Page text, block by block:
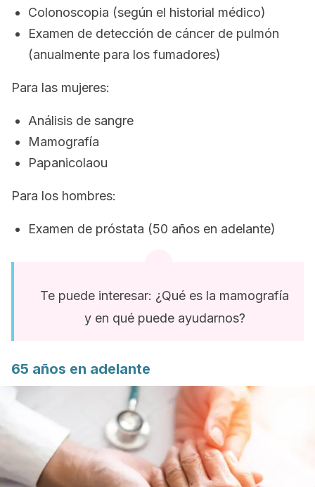
Colonoscopia (según el historial médico)
Examen de detección de cáncer de pulmón
(anualmente para los fumadores)
Para las mujeres:
Análisis de sangre
Mamografía
Papanicolaou
Para los hombres:
Examen de próstata (50 años en adelante)
Te puede interesar: ¿Qué es la mamografía
y en qué puede ayudarnos?
65 años en adelante